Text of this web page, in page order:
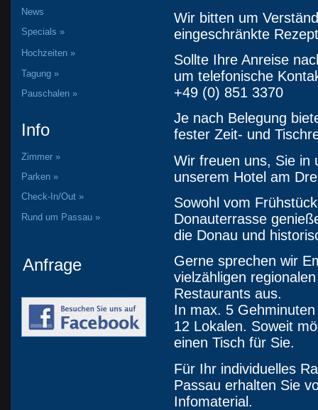
News
Specials »
Hochzeiten »
Tagung »
Pauschalen »
Info
Zimmer »
Parken »
Check-In/Out »
Rund um Passau »
Anfrage
Wir bitten um
eingeschränkte
Sollte Ihre Anreise
um telefonische
+49 (0) 851 3370
Je nach Belegung
fester Zeit- und
Wir freuen uns, Sie in
unserem Hotel am
Sowohl vom
Donauterrasse
die Donau und
Gerne sprechen wir
vielzähligen
Restaurants aus.
In max. 5
12 Lokalen. Soweit
einen Tisch für Sie.
Für Ihr individuelles
Passau erhalten Sie
Infomaterial.